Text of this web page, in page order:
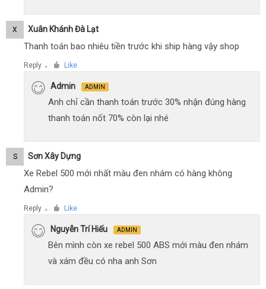
X Xuân Khánh Đà Lạt
Thanh toán bao nhiêu tiền trước khi ship hàng vậy shop
Reply ● Like
Admin ADMIN
Anh chỉ cần thanh toán trước 30% nhận đúng hàng
thanh toán nốt 70% còn lại nhé
S Sơn Xây Dựng
Xe Rebel 500 mới nhất màu đen nhám có hàng không
Admin?
Reply ● Like
Nguyễn Trí Hiếu ADMIN
Bên mình còn xe rebel 500 ABS mới màu đen nhám
và xám đều có nha anh Sơn